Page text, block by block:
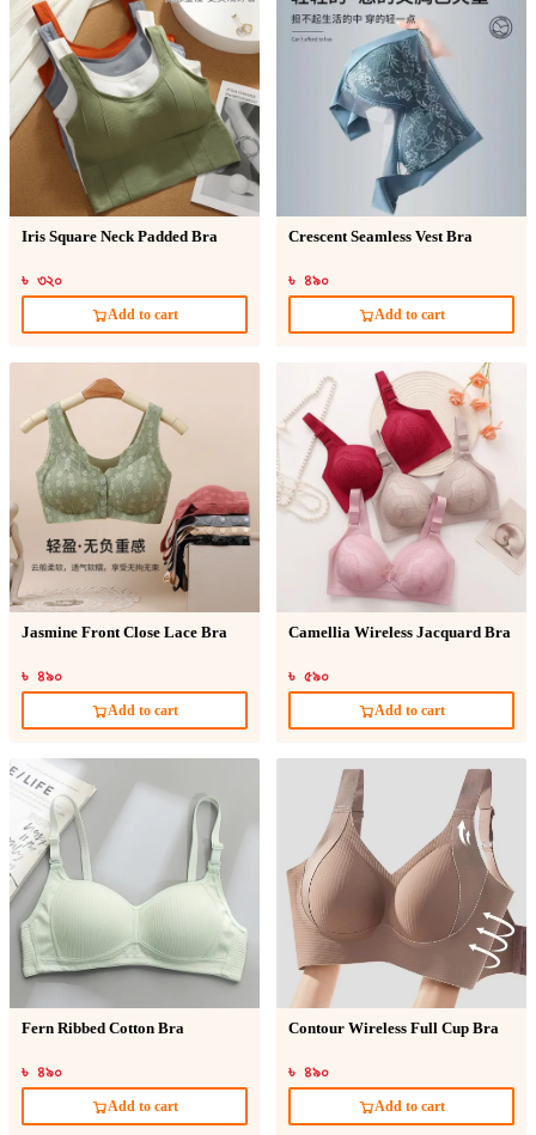
Iris Square Neck Padded Bra
৳ ৩২০
Add to cart
Crescent Seamless Vest Bra
৳ ৪৯০
Add to cart
Jasmine Front Close Lace Bra
৳ ৪৯০
Add to cart
Camellia Wireless Jacquard Bra
৳ ৫৯০
Add to cart
Fern Ribbed Cotton Bra
৳ ৪৯০
Add to cart
Contour Wireless Full Cup Bra
৳ ৪৯০
Add to cart